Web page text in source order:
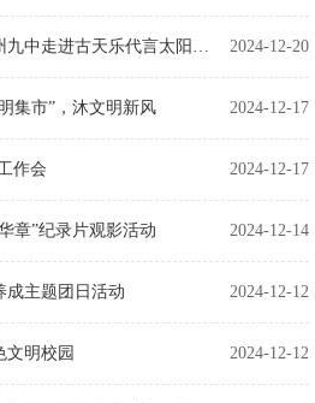
2024-12-20
2024-12-17
集市”，沐文明新风
2024-12-17
作会
2024-12-14
章”纪录片观影活动
2024-12-12
成主题团日活动
2024-12-12
文明校园